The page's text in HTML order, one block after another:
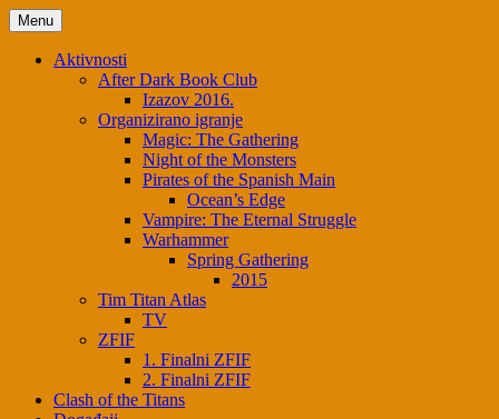
Skip
to
content
Menu
Aktivnosti
After Dark Book Club
Izazov 2016.
Organizirano igranje
Magic: The Gathering
Night of the Monsters
Pirates of the Spanish Main
Ocean’s Edge
Vampire: The Eternal Struggle
Warhammer
Spring Gathering
2015
Tim Titan Atlas
TV
ZFIF
1. Finalni ZFIF
2. Finalni ZFIF
Clash of the Titans